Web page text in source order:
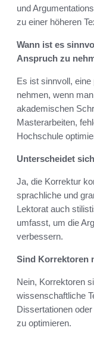
und
zu einer höheren
Wann ist es
Anspruch zu
Es ist sinnvoll,
nehmen, wenn
akademischen
Masterarbeiten,
Hochschule
Unterscheidet
Ja, die Korrektur
sprachliche und
Lektorat auch
umfasst, um die
verbessern.
Sind Korrektoren
Nein, Korrektoren
wissenschaftliche
Dissertationen
zu optimieren.